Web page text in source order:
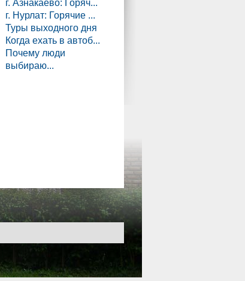
г. Азнакаево: Горяч...
г. Нурлат: Горячие ...
Туры выходного дня
Когда ехать в автоб...
Почему люди
выбираю...